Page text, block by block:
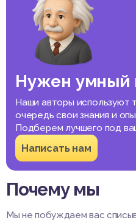
Нужен умный
Наши авторы используют
очередь свои знания и
Подберем лучшего под
Написать нам
Почему мы
Мы не побуждаем вас